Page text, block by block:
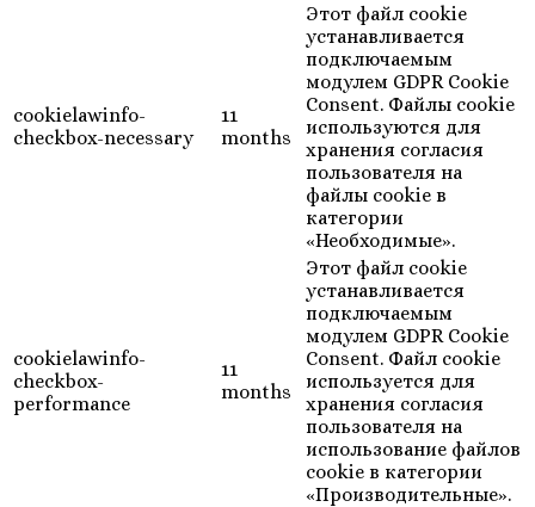
cookielawinfo-
checkbox-necessary
11
months
Этот файл cookie
устанавливается
подключаемым
модулем GDPR Cookie
Consent. Файлы cookie
используются для
хранения согласия
пользователя на
файлы cookie в
категории
«Необходимые».
cookielawinfo-
checkbox-
performance
11
months
Этот файл cookie
устанавливается
подключаемым
модулем GDPR Cookie
Consent. Файл cookie
используется для
хранения согласия
пользователя на
использование файлов
cookie в категории
«Производительные».